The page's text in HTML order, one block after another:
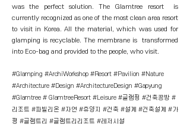
was the perfect solution. The Glamtree resort is
currently recognized as one of the most clean area resort
to visit in Korea. All the material, which was used for
glamping is recyclable. The membrane is transformed
into Eco-bag and provided to the people, who visit.
#Glamping #ArchiWorkshop #Resort #Pavilion #Nature
#Architecture #Design #ArchitectureDesign #Gapyung
#Glamtree # GlamtreeResort #Leisure #글램핑 #건축공방 #
리조트 #파빌리온 #자연 #휴양지 #건축 #설계 #건축설계 #가
평 #글램트리 #글램트리리조트 #레저시설